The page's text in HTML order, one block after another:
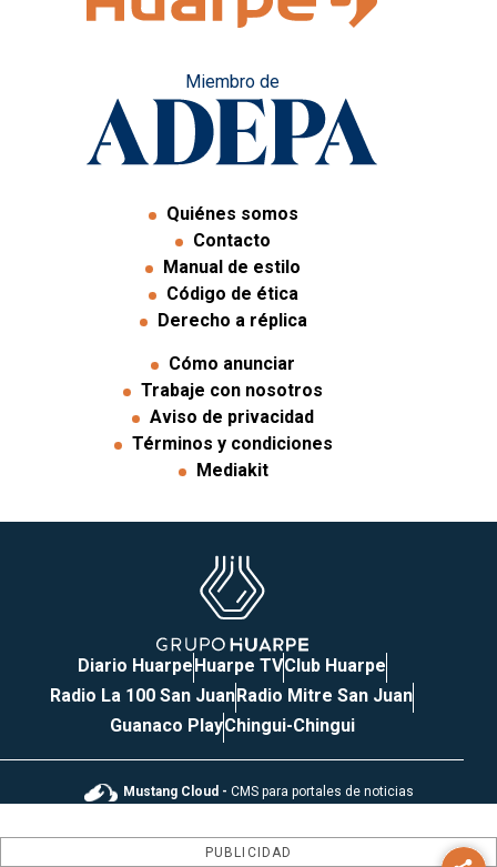
Miembro de
Quiénes somos
Contacto
Manual de estilo
Código de ética
Derecho a réplica
Cómo anunciar
Trabaje con nosotros
Aviso de privacidad
Términos y condiciones
Mediakit
Diario HuarpeHuarpe TVClub Huarpe
Radio La 100 San JuanRadio Mitre San Juan
Guanaco PlayChingui-Chingui
Mustang Cloud - CMS para portales de noticias
PUBLICIDAD